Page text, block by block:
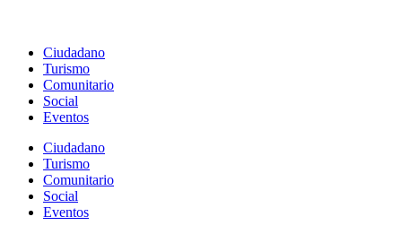
Ciudadano
Turismo
Comunitario
Social
Eventos
Ciudadano
Turismo
Comunitario
Social
Eventos